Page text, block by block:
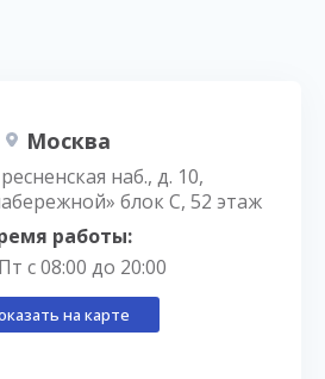
Москва
наб., д. 10,
блок С, 52 этаж
работы:
с 08:00 до 20:00
на карте